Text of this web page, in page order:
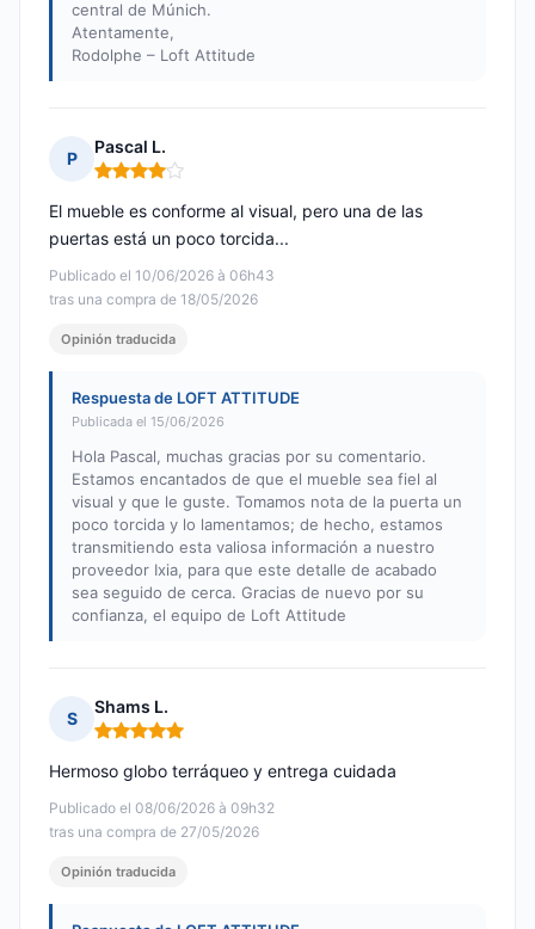
central de Múnich.
Atentamente,
Rodolphe – Loft Attitude
P
Pascal L.
Nota: 4 de 5
Publicado el 10/06/2026 à 06h43
tras una compra de 18/05/2026
El mueble es conforme al visual, pero una de las
puertas está un poco torcida...
Opinión traducida
Respuesta de LOFT ATTITUDE
Publicada el 15/06/2026
Hola Pascal, muchas gracias por su comentario.
Estamos encantados de que el mueble sea fiel al
visual y que le guste. Tomamos nota de la puerta un
poco torcida y lo lamentamos; de hecho, estamos
transmitiendo esta valiosa información a nuestro
proveedor Ixia, para que este detalle de acabado
sea seguido de cerca. Gracias de nuevo por su
confianza, el equipo de Loft Attitude
S
Shams L.
Nota: 5 de 5
Publicado el 08/06/2026 à 09h32
tras una compra de 27/05/2026
Hermoso globo terráqueo y entrega cuidada
Opinión traducida